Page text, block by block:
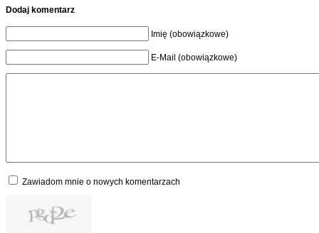
Dodaj komentarz
Imię (obowiązkowe)
E-Mail (obowiązkowe)
Zawiadom mnie o nowych komentarzach